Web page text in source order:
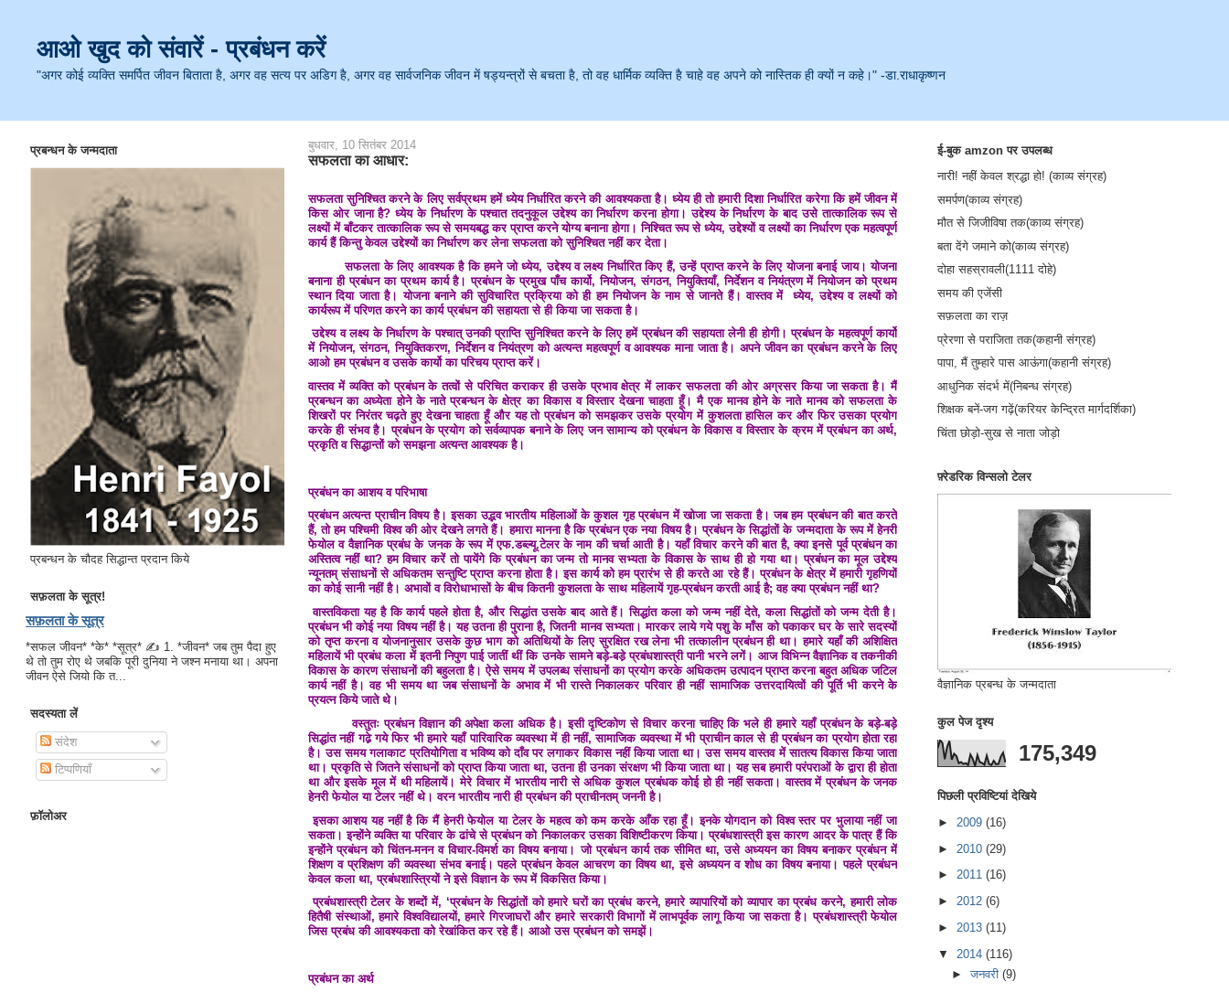
आओ खुद को संवारें - प्रबंधन करें
"अगर कोई व्यक्ति समर्पित जीवन बिताता है, अगर वह सत्य पर अडिग है, अगर वह सार्वजनिक जीवन में षड्यन्त्रों से बचता है, तो वह धार्मिक व्यक्ति है चाहे वह अपने को नास्तिक ही क्यों न कहे।" -डा.राधाकृष्णन
प्रबन्धन के जन्मदाता
प्रबन्धन के चौदह सिद्धान्त प्रदान किये
सफ़लता के सूत्र!
सफ़लता के सूत्र
*सफल जीवन* *के* *सूत्र* ✍ 1. *जीवन* जब तुम पैदा हुए
थे तो तुम रोए थे जबकि पूरी दुनिया ने जश्न मनाया था। अपना
जीवन ऐसे जियो कि त...
सदस्यता लें
संदेश
टिप्पणियाँ
फ़ॉलोअर
बुधवार, 10 सितंबर 2014
सफलता का आधार:
सफलता सुनिश्चित करने के लिए सर्वप्रथम हमें ध्येय निर्धारित करने की आवश्यकता है। ध्येय ही तो हमारी दिशा निर्धारित करेगा कि हमें जीवन में
किस ओर जाना है? ध्येय के निर्धारण के पश्चात तदनुकूल उद्देश्य का निर्धारण करना होगा। उद्देश्य के निर्धारण के बाद उसे तात्कालिक रूप से
लक्ष्यों में बाँटकर तात्कालिक रूप से समयबद्ध कर प्राप्त करने योग्य बनाना होगा। निश्चित रूप से ध्येय, उद्देश्यों व लक्ष्यों का निर्धारण एक महत्वपूर्ण
कार्य हैं किन्तु केवल उद्देश्यों का निर्धारण कर लेना सफलता को सुनिश्चित नहीं कर देता।
सफलता के लिए आवश्यक है कि हमने जो ध्येय, उद्देश्य व लक्ष्य निर्धारित किए हैं, उन्हें प्राप्त करने के लिए योजना बनाई जाय। योजना
बनाना ही प्रबंधन का प्रथम कार्य है। प्रबंधन के प्रमुख पाँच कार्यो, नियोजन, संगठन, नियुक्तियाँ, निर्देशन व नियंत्रण में नियोजन को प्रथम
स्थान दिया जाता है। योजना बनाने की सुविचारित प्रक्रिया को ही हम नियोजन के नाम से जानते हैं। वास्तव में ध्येय, उद्देश्य व लक्ष्यों को
कार्यरूप में परिणत करने का कार्य प्रबंधन की सहायता से ही किया जा सकता है।
उद्देश्य व लक्ष्य के निर्धारण के पश्चात् उनकी प्राप्ति सुनिश्चित करने के लिए हमें प्रबंधन की सहायता लेनी ही होगी। प्रबंधन के महत्वपूर्ण कार्यो
में नियोजन, संगठन, नियुक्तिकरण, निर्देशन व नियंत्रण को अत्यन्त महत्वपूर्ण व आवश्यक माना जाता है। अपने जीवन का प्रबंधन करने के लिए
आओ हम प्रबंधन व उसके कार्यो का परिचय प्राप्त करें।
वास्तव में व्यक्ति को प्रबंधन के तत्वों से परिचित कराकर ही उसके प्रभाव क्षेत्र में लाकर सफलता की ओर अग्रसर किया जा सकता है। मैं
प्रबन्धन का अध्येता होने के नाते प्रबन्धन के क्षेत्र का विकास व विस्तार देखना चाहता हूँ। मै एक मानव होने के नाते मानव को सफलता के
शिखरों पर निरंतर चढ़ते हुए देखना चाहता हूँ और यह तो प्रबंधन को समझकर उसके प्रयोग में कुशलता हासिल कर और फिर उसका प्रयोग
करके ही संभव है। प्रबंधन के प्रयोग को सर्वव्यापक बनाने के लिए जन सामान्य को प्रबंधन के विकास व विस्तार के क्रम में प्रबंधन का अर्थ,
प्रकृति व सिद्धान्तों को समझना अत्यन्त आवश्यक है।
प्रबंधन का आशय व परिभाषा
प्रबंधन अत्यन्त प्राचीन विषय है। इसका उद्भव भारतीय महिलाओं के कुशल गृह प्रबंधन में खोजा जा सकता है। जब हम प्रबंधन की बात करते
हैं, तो हम पश्चिमी विश्व की ओर देखने लगते हैं। हमारा मानना है कि प्रबंधन एक नया विषय है। प्रबंधन के सिद्धांतों के जन्मदाता के रूप में हेनरी
फेयोल व वैज्ञानिक प्रबंध के जनक के रूप में एफ.डब्ल्यू.टेलर के नाम की चर्चा आती है। यहाँ विचार करने की बात है, क्या इनसे पूर्व प्रबंधन का
अस्तित्व नहीं था? हम विचार करें तो पायेंगे कि प्रबंधन का जन्म तो मानव सभ्यता के विकास के साथ ही हो गया था। प्रबंधन का मूल उद्देश्य
न्यूनतम् संसाधनों से अधिकतम सन्तुष्टि प्राप्त करना होता है। इस कार्य को हम प्रारंभ से ही करते आ रहे हैं। प्रबंधन के क्षेत्र में हमारी गृहणियों
का कोई सानी नहीं है। अभावों व विरोधाभासों के बीच कितनी कुशलता के साथ महिलायें गृह-प्रबंधन करती आई है; वह क्या प्रबंधन नहीं था?
वास्तविकता यह है कि कार्य पहले होता है, और सिद्धांत उसके बाद आते हैं। सिद्धांत कला को जन्म नहीं देते, कला सिद्धांतों को जन्म देती है।
प्रबंधन भी कोई नया विषय नहीं है। यह उतना ही पुराना है, जितनी मानव सभ्यता। मारकर लाये गये पशु के माँस को पकाकर घर के सारे सदस्यों
को तृप्त करना व योजनानुसार उसके कुछ भाग को अतिथियों के लिए सुरक्षित रख लेना भी तत्कालीन प्रबंधन ही था। हमारे यहाँ की अशिक्षित
महिलायें भी प्रबंध कला में इतनी निपुण पाई जातीं थीं कि उनके सामने बड़े-बडे़ प्रबंधशास्त्री पानी भरने लगें। आज विभिन्न वैज्ञानिक व तकनीकी
विकास के कारण संसाधनों की बहुलता है। ऐसे समय में उपलब्ध संसाधनों का प्रयोग करके अधिकतम उत्पादन प्राप्त करना बहुत अधिक जटिल
कार्य नहीं है। वह भी समय था जब संसाधनों के अभाव में भी रास्ते निकालकर परिवार ही नहीं सामाजिक उत्तरदायित्वों की पूर्ति भी करने के
प्रयत्न किये जाते थे।
वस्तुतः प्रबंधन विज्ञान की अपेक्षा कला अधिक है। इसी दृष्टिकोण से विचार करना चाहिए कि भले ही हमारे यहाँ प्रबंधन के बड़े-बड़े
सिद्धांत नहीं गढे़ गये फिर भी हमारे यहाँ पारिवारिक व्यवस्था में ही नहीं, सामाजिक व्यवस्था में भी प्राचीन काल से ही प्रबंधन का प्रयोग होता रहा
है। उस समय गलाकाट प्रतियोगिता व भविष्य को दाँव पर लगाकर विकास नहीं किया जाता था। उस समय वास्तव में सातत्य विकास किया जाता
था। प्रकृति से जितने संसाधनों को प्राप्त किया जाता था, उतना ही उनका संरक्षण भी किया जाता था। यह सब हमारी परंपराओं के द्वारा ही होता
था और इसके मूल में थी महिलायें। मेरे विचार में भारतीय नारी से अधिक कुशल प्रबंधक कोई हो ही नहीं सकता। वास्तव में प्रबंधन के जनक
हेनरी फेयोल या टेलर नहीं थे। वरन भारतीय नारी ही प्रबंधन की प्राचीनतम् जननी है।
इसका आशय यह नहीं है कि मैं हेनरी फेयोल या टेलर के महत्व को कम करके आँक रहा हूँ। इनके योगदान को विश्व स्तर पर भुलाया नहीं जा
सकता। इन्होंने व्यक्ति या परिवार के ढांचे से प्रबंधन को निकालकर उसका विशिष्टीकरण किया। प्रबंधशास्त्री इस कारण आदर के पात्र हैं कि
इन्होंने प्रबंधन को चिंतन-मनन व विचार-विमर्श का विषय बनाया। जो प्रबंधन कार्य तक सीमित था, उसे अध्ययन का विषय बनाकर प्रबंधन में
शिक्षण व प्रशिक्षण की व्यवस्था संभव बनाई। पहले प्रबंधन केवल आचरण का विषय था, इसे अध्ययन व शोध का विषय बनाया। पहले प्रबंधन
केवल कला था, प्रबंधशास्त्रियों ने इसे विज्ञान के रूप में विकसित किया।
प्रबंधशास्त्री टेलर के शब्दों में, ‘प्रबंधन के सिद्धांतों को हमारे घरों का प्रबंध करने, हमारे व्यापारियों को व्यापार का प्रबंध करने, हमारी लोक
हितैषी संस्थाओं, हमारे विश्वविद्यालयों, हमारे गिरजाघरों और हमारे सरकारी विभागों में लाभपूर्वक लागू किया जा सकता है। प्रबंधशास्त्री फेयोल
जिस प्रबंध की आवश्यकता को रेखांकित कर रहे हैं। आओ उस प्रबंधन को समझें।
प्रबंधन का अर्थ
ई-बुक amzon पर उपलब्ध
नारी! नहीं केवल श्रद्धा हो! (काव्य संग्रह)
समर्पण(काव्य संग्रह)
मौत से जिजीविषा तक(काव्य संग्रह)
बता देंगे जमाने को(काव्य संग्रह)
दोहा सहस्रावली(1111 दोहे)
समय की एजेंसी
सफ़लता का राज़
प्रेरणा से पराजिता तक(कहानी संग्रह)
पापा, मैं तुम्हारे पास आऊंगा(कहानी संग्रह)
आधुनिक संदर्भ में(निबन्ध संग्रह)
शिक्षक बनें-जग गढ़ें(करियर केन्द्रित मार्गदर्शिका)
चिंता छोड़ो-सुख से नाता जोड़ो
फ़्रेडरिक विन्सलो टेलर
वैज्ञानिक प्रबन्ध के जन्मदाता
कुल पेज दृश्य
175,349
पिछली प्रविष्टियां देखिये
► 2009 (16)
► 2010 (29)
► 2011 (16)
► 2012 (6)
► 2013 (11)
▼ 2014 (116)
►जनवरी(9)